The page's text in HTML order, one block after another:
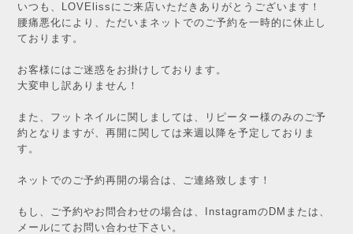
いつも、LOVElissにご来店いただきありがとうございます！
腰痛悪化により、ただいまネットでのご予約を一時的に休止し
ております。
お客様にはご迷惑をお掛けしております。
大変申し訳ありません！
また、フットネイルに関しましては、リピーター様のみのご予
約となりますが、再開に関しては来週以降を予定しておりま
す。
ネットでのご予約再開の場合は、ご連絡致します！
もし、ご予約やお問合わせの場合は、InstagramのDMまたは、
メールにてお問い合わせ下さい。